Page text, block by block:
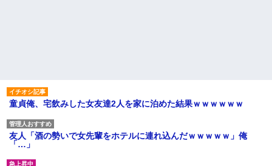
童貞俺、宅飲みした女友達2人を家に泊めた結果ｗｗｗｗｗｗ
友人「酒の勢いで女先輩をホテルに連れ込んだｗｗｗｗｗ」俺
「…」